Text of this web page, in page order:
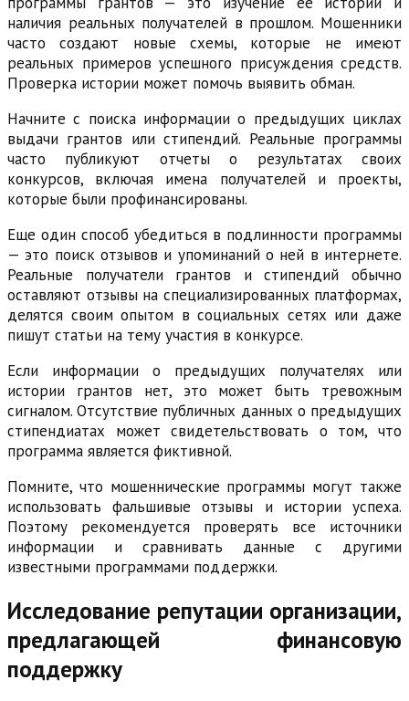
наличия реальных получателей в прошлом. Мошенники
часто создают новые схемы, которые не имеют
реальных примеров успешного присуждения средств.
Проверка истории может помочь выявить обман.
Начните с поиска информации о предыдущих циклах
выдачи грантов или стипендий. Реальные программы
часто публикуют отчеты о результатах своих
конкурсов, включая имена получателей и проекты,
которые были профинансированы.
Еще один способ убедиться в подлинности программы
— это поиск отзывов и упоминаний о ней в интернете.
Реальные получатели грантов и стипендий обычно
оставляют отзывы на специализированных платформах,
делятся своим опытом в социальных сетях или даже
пишут статьи на тему участия в конкурсе.
Если информации о предыдущих получателях или
истории грантов нет, это может быть тревожным
сигналом. Отсутствие публичных данных о предыдущих
стипендиатах может свидетельствовать о том, что
программа является фиктивной.
Помните, что мошеннические программы могут также
использовать фальшивые отзывы и истории успеха.
Поэтому рекомендуется проверять все источники
информации и сравнивать данные с другими
известными программами поддержки.
Исследование репутации организации,
предлагающей финансовую
поддержку